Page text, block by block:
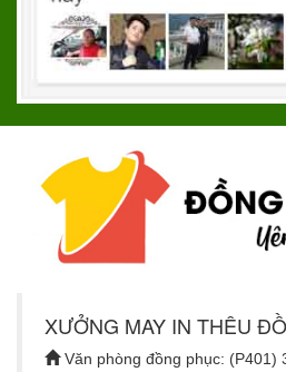
XƯỞNG MAY IN THÊU
Văn phòng đồng phục: (P401)